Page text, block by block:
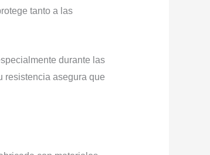
tanto a las
durante las
resistencia asegura que